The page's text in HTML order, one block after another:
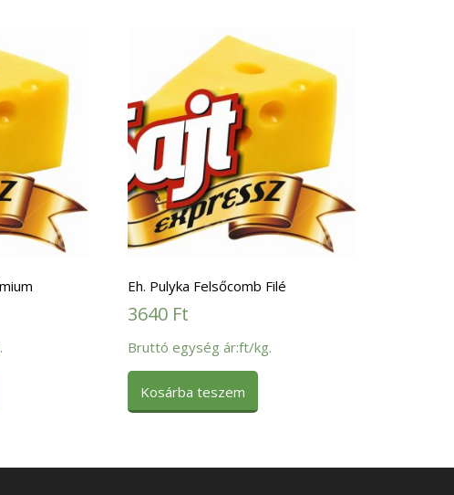
Eh. Pulyka Felsőcomb Filé
3640 Ft
Bruttó egység ár:ft/kg.
Kosárba teszem